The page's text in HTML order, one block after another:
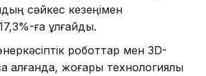
сәйкес кезеңімен
ға ұлғайды.
роботтар мен 3D-
алғанда, жоғары технологиялық